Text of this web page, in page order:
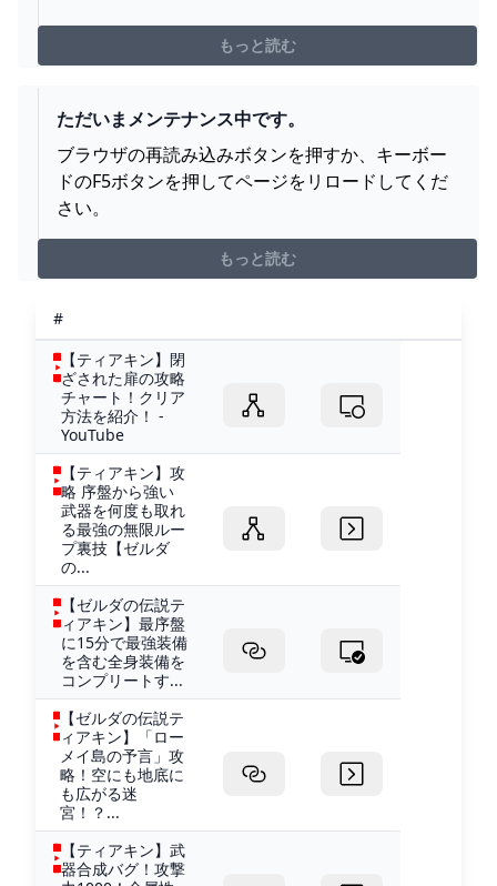
もっと読む
ただいまメンテナンス中です。
ブラウザの再読み込みボタンを押すか、キーボー
ドのF5ボタンを押してページをリロードしてくだ
さい。
もっと読む
#
【ティアキン】閉
ざされた扉の攻略
チャート！クリア
方法を紹介！ -
YouTube
【ティアキン】攻
略 序盤から強い
武器を何度も取れ
る最強の無限ルー
プ裏技【ゼルダ
の...
【ゼルダの伝説テ
ィアキン】最序盤
に15分で最強装備
を含む全身装備を
コンプリートす...
【ゼルダの伝説テ
ィアキン】「ロー
メイ島の予言」攻
略！空にも地底に
も広がる迷
宮！？...
【ティアキン】武
器合成バグ！攻撃